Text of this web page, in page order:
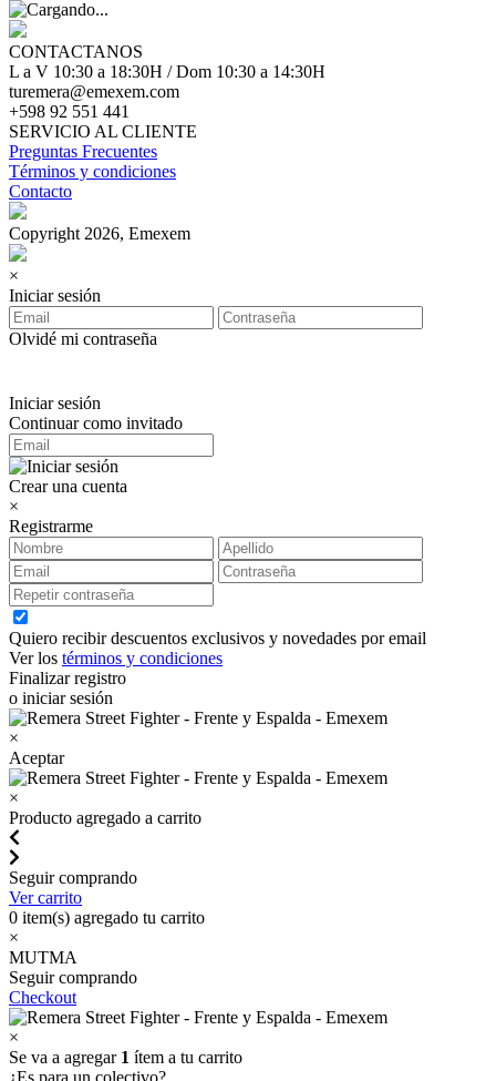
CONTACTANOS
L a V 10:30 a 18:30H / Dom 10:30 a 14:30H
turemera@emexem.com
+598 92 551 441
SERVICIO AL CLIENTE
Preguntas Frecuentes
Términos y condiciones
Contacto
Copyright 2026, Emexem
×
Iniciar sesión
Olvidé mi contraseña
Iniciar sesión
Continuar como invitado
Crear una cuenta
×
Registrarme
Quiero recibir descuentos exclusivos y novedades por email
Ver los términos y condiciones
Finalizar registro
o iniciar sesión
×
Aceptar
×
Producto agregado a carrito
Seguir comprando
Ver carrito
0 item(s) agregado tu carrito
×
MUTMA
Seguir comprando
Checkout
×
Se va a agregar 1 ítem a tu carrito
¿Es para un colectivo?